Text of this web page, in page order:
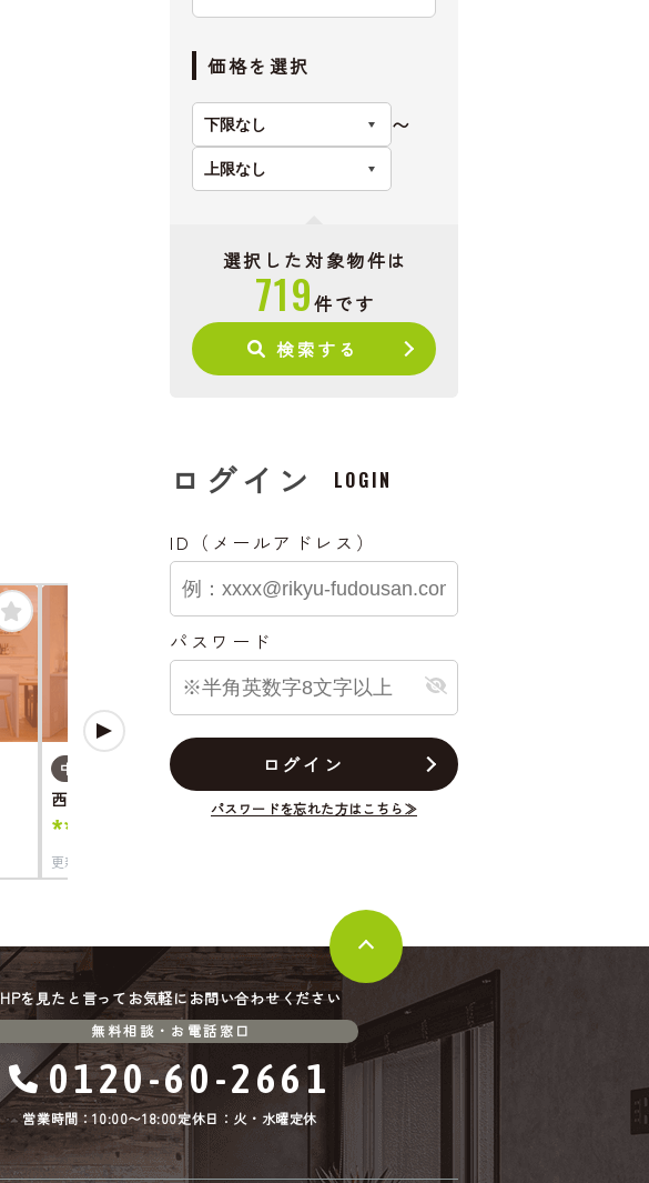
会員限定公開物件
中古一戸建て
西尾市＊＊＊＊
****
更新日：
会員限定公開物件
中古一戸建て
西尾市＊＊＊＊
****
価格を選択
〜
選択した対象物件は
719件です
検索する
ログイン LOGIN
ID（メールアドレス）
パスワード
ログイン
パスワードを忘れた方はこちら≫
HPを見たと言ってお気軽にお問い合わせください
無料相談・お電話窓口
0120-60-2661
営業時間：10:00〜18:00定休日：火・水曜定休